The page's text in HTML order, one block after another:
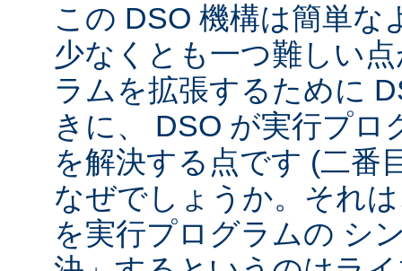
この DSO 機構は簡単な
少なくとも一つ難しい
ラムを拡張するために
きに、 DSO が実行プ
を解決する点です (二番
なぜでしょうか。それ
を実行プログラムの シ